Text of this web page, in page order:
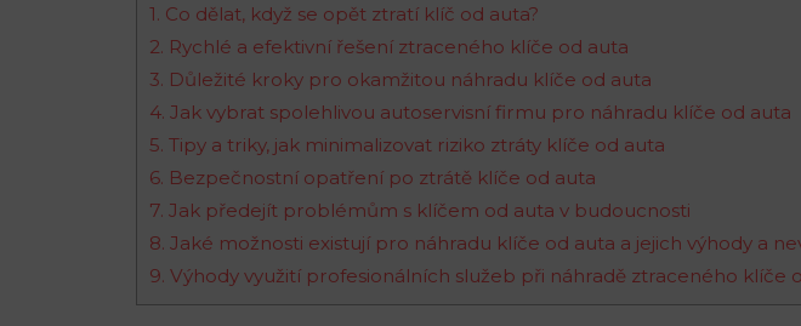
1. Co dělat,‍ když se opět ztratí klíč od auta?
2. Rychlé a efektivní ​řešení⁣ ztraceného klíče od ​auta
3. Důležité kroky pro okamžitou náhradu klíče od ‌auta
4. Jak vybrat‍ spolehlivou ‌autoservisní firmu pro náhradu klíče od ⁣auta
5. Tipy a triky, jak minimalizovat riziko ztráty klíče od ‌auta
6. Bezpečnostní opatření po ztrátě klíče⁢ od auta
7. Jak předejít problémům⁢ s ​klíčem ​od auta v budoucnosti
8. Jaké ⁤možnosti ⁢existují⁤ pro náhradu klíče​ od auta ⁢a jejich výhody a
9. Výhody využití profesionálních služeb při náhradě ztraceného klíče